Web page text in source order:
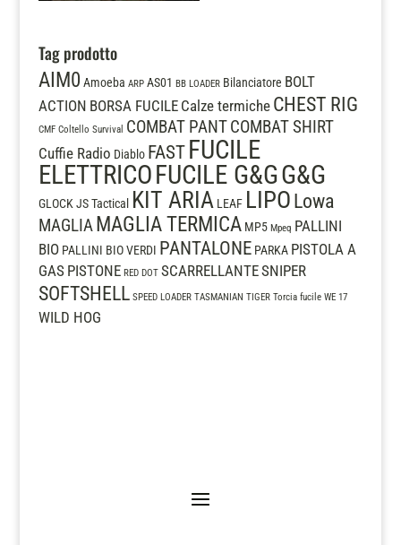
Tag prodotto
AIM0 Amoeba ARP AS01 BB LOADER Bilanciatore BOLT
ACTION BORSA FUCILE Calze termiche CHEST RIG
CMF Coltello Survival COMBAT PANT COMBAT SHIRT
Cuffie Radio Diablo FAST FUCILE
ELETTRICOFUCILE G&GG&G
GLOCK JS Tactical KIT ARIA LEAF LIPO Lowa
MAGLIA MAGLIA TERMICA MP5 Mpeq PALLINI
BIO PALLINI BIO VERDI PANTALONE PARKA PISTOLA A
GAS PISTONE RED DOT SCARRELLANTESNIPER
SOFTSHELL SPEED LOADER TASMANIAN TIGER Torcia fucile WE 17
WILD HOG